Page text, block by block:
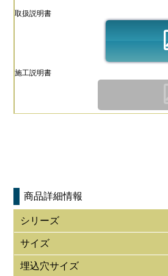
取扱説明書
施工説明書
商品詳細情報
シリーズ
サイズ
埋込穴サイズ